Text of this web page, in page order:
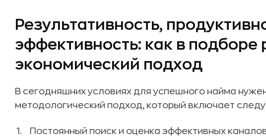
Результативность,
эффективность: как в подборе
экономический подход
В сегодняшних условиях для успешного найма
методологический подход, который включает
Постоянный поиск и оценка эффективных